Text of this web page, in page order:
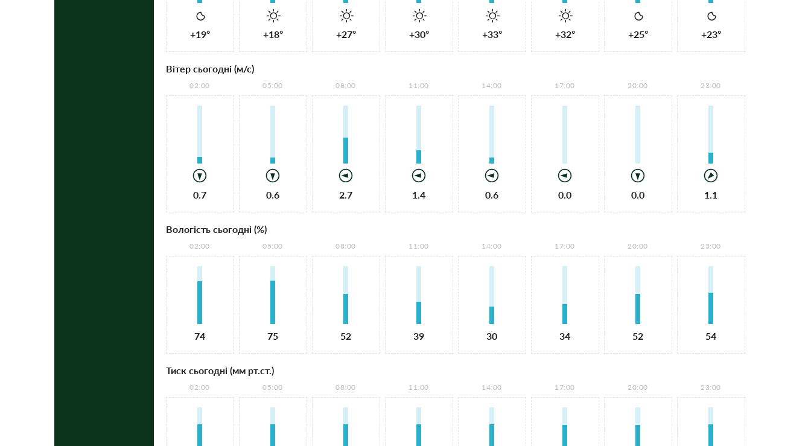
+19° +18° +27° +30° +33° +32° +25° +23°
Вітер сьогодні (м/с)
02:00
0.7
05:00
0.6
08:00
2.7
11:00
1.4
14:00
0.6
17:00
0.0
20:00
0.0
23:00
1.1
Вологість сьогодні (%)
02:00
74
05:00
75
08:00
52
11:00
39
14:00
30
17:00
34
20:00
52
23:00
54
Тиск сьогодні (мм рт.ст.)
02:00 05:00 08:00 11:00 14:00 17:00 20:00 23:00